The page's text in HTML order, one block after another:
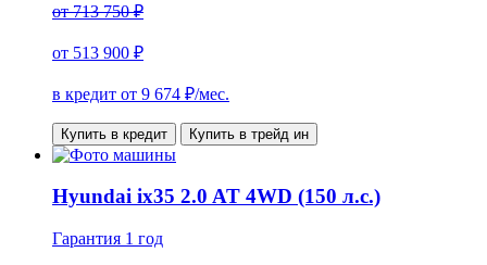
от713 750 ₽
от 513 900 ₽
в кредит от 9 674 ₽/мес.
Купить в кредит Купить в трейд ин
Hyundai ix35 2.0 AT 4WD (150 л.с.)
Гарантия 1 год